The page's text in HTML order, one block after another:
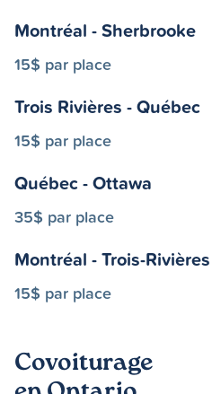
Montréal - Sherbrooke
15$ par place
Trois Rivières - Québec
15$ par place
Québec - Ottawa
35$ par place
Montréal - Trois-Rivières
15$ par place
Covoiturage